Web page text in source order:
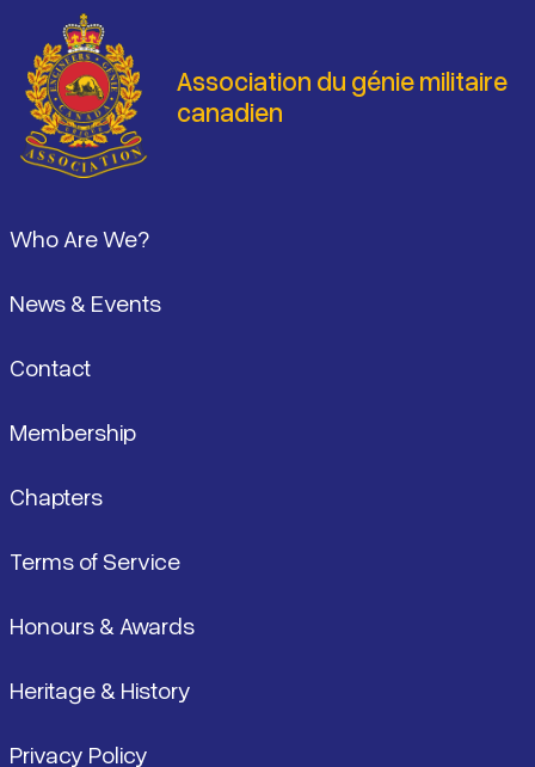
Association du génie militaire
canadien
Who Are We?
News & Events
Contact
Membership
Chapters
Terms of Service
Honours & Awards
Heritage & History
Privacy Policy